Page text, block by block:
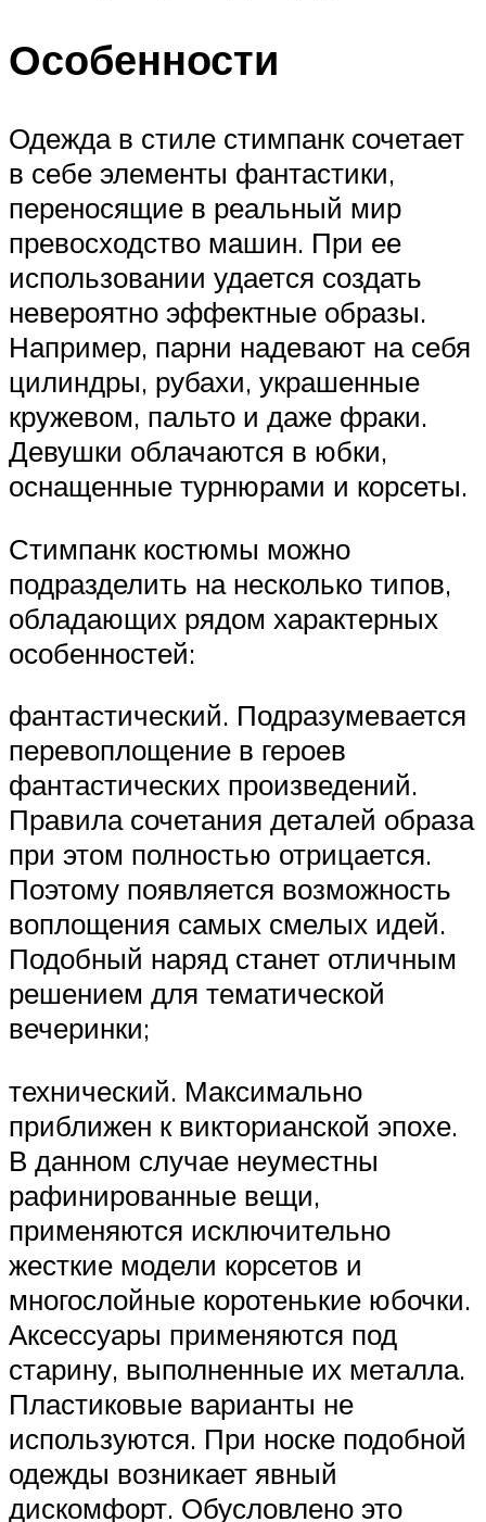
Особенности
Одежда в стиле стимпанк сочетает
в себе элементы фантастики,
переносящие в реальный мир
превосходство машин. При ее
использовании удается создать
невероятно эффектные образы.
Например, парни надевают на себя
цилиндры, рубахи, украшенные
кружевом, пальто и даже фраки.
Девушки облачаются в юбки,
оснащенные турнюрами и корсеты.
Стимпанк костюмы можно
подразделить на несколько типов,
обладающих рядом характерных
особенностей:
фантастический. Подразумевается
перевоплощение в героев
фантастических произведений.
Правила сочетания деталей образа
при этом полностью отрицается.
Поэтому появляется возможность
воплощения самых смелых идей.
Подобный наряд станет отличным
решением для тематической
вечеринки;
технический. Максимально
приближен к викторианской эпохе.
В данном случае неуместны
рафинированные вещи,
применяются исключительно
жесткие модели корсетов и
многослойные коротенькие юбочки.
Аксессуары применяются под
старину, выполненные их металла.
Пластиковые варианты не
используются. При носке подобной
одежды возникает явный
дискомфорт. Обусловлено это